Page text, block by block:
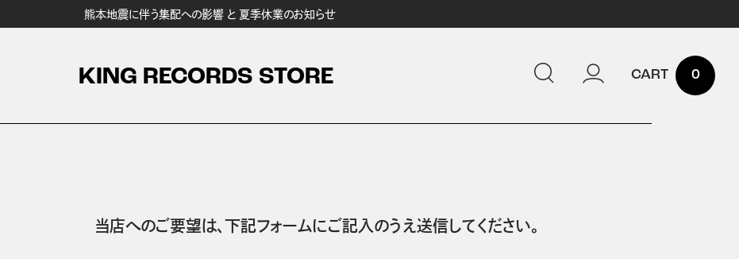
熊本地震に伴う集配への影響 と 夏季休業のお知らせ
KING RECORDS STORE 0
当店へのご要望は、 下記フォームにご記入のうえ送信してください。